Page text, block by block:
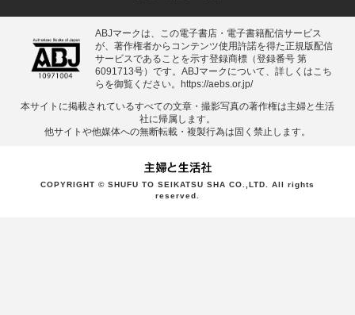
ABJマークは、この電子書店・電子書籍配信サービス
が、著作権者からコンテンツ使用許諾を得た正規版配信
サービスであることを示す登録商標（登録番号 第
6091713号）です。ABJマークについて、詳しくはこち
らを御覧ください。 https://aebs.or.jp/
本サイトに掲載されているすべての⽂章・撮影写真の著作権は主婦と⽣活
社に帰属します。
他サイトや他媒体への無断転載・複製⾏為は固く禁⽌します。
COPYRIGHT © SHUFU TO SEIKATSU SHA CO.,LTD. All rights
reserved.